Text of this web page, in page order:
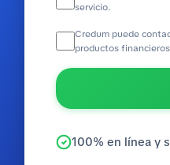
servicio.
Credum puede
productos
100% en línea y